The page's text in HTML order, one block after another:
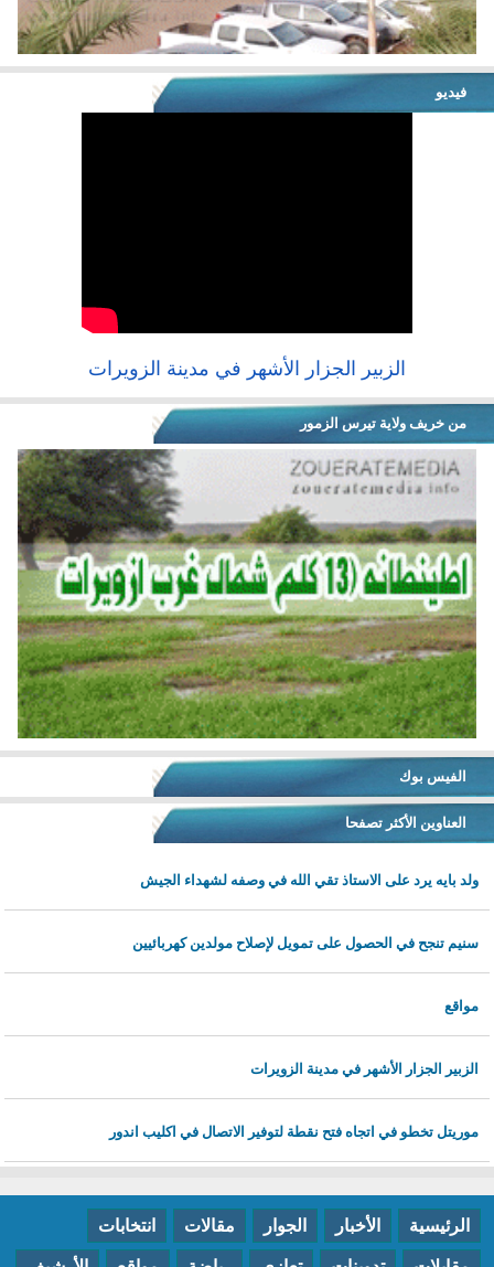
فيديو
الزبير الجزار الأشهر في مدينة الزويرات
من خريف ولاية تيرس الزمور
الفيس بوك
العناوين الأكثر تصفحا
ولد بايه يرد على الاستاذ تقي الله في وصفه لشهداء الجيش
سنيم تنجح في الحصول على تمويل لإصلاح مولدين كهربائيين
مواقع
الزبير الجزار الأشهر في مدينة الزويرات
موريتل تخطو في اتجاه فتح نقطة لتوفير الاتصال في اكليب اندور
الرئيسية الأخبار الجوار مقالات انتخابات